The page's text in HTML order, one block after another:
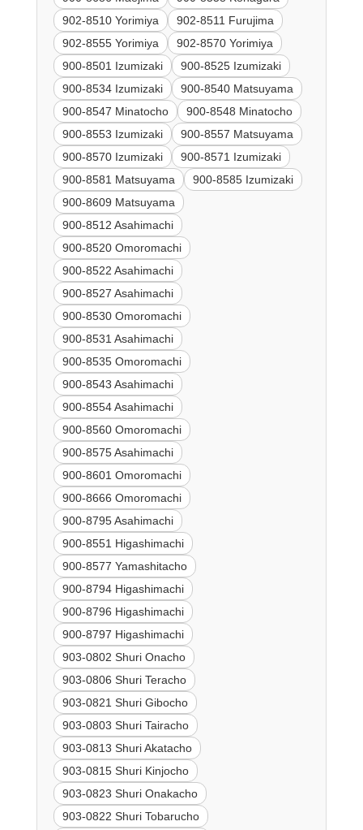
902-8510 Yorimiya
902-8511 Furujima
902-8555 Yorimiya
902-8570 Yorimiya
900-8501 Izumizaki
900-8525 Izumizaki
900-8534 Izumizaki
900-8540 Matsuyama
900-8547 Minatocho
900-8548 Minatocho
900-8553 Izumizaki
900-8557 Matsuyama
900-8570 Izumizaki
900-8571 Izumizaki
900-8581 Matsuyama
900-8585 Izumizaki
900-8609 Matsuyama
900-8512 Asahimachi
900-8520 Omoromachi
900-8522 Asahimachi
900-8527 Asahimachi
900-8530 Omoromachi
900-8531 Asahimachi
900-8535 Omoromachi
900-8543 Asahimachi
900-8554 Asahimachi
900-8560 Omoromachi
900-8575 Asahimachi
900-8601 Omoromachi
900-8666 Omoromachi
900-8795 Asahimachi
900-8551 Higashimachi
900-8577 Yamashitacho
900-8794 Higashimachi
900-8796 Higashimachi
900-8797 Higashimachi
903-0802 Shuri Onacho
903-0806 Shuri Teracho
903-0821 Shuri Gibocho
903-0803 Shuri Tairacho
903-0813 Shuri Akatacho
903-0815 Shuri Kinjocho
903-0823 Shuri Onakacho
903-0822 Shuri Tobarucho